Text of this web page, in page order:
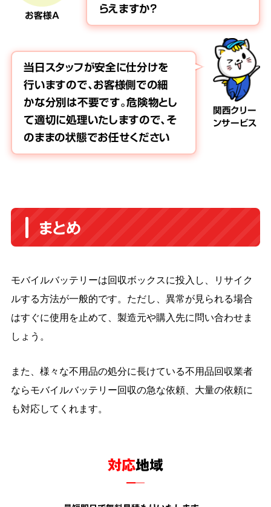
お客様A
らえますか？
関西クリー
ンサービス
当日スタッフが安全に仕分けを
行いますので、お客様側での細
かな分別は不要です。危険物とし
て適切に処理いたしますので、そ
のままの状態でお任せください
まとめ
モバイルバッテリーは回収ボックスに投入し、リサイク
ルする方法が一般的です。ただし、異常が見られる場合
はすぐに使用を止めて、製造元や購入先に問い合わせま
しょう。
また、様々な不用品の処分に長けている不用品回収業者
ならモバイルバッテリー回収の急な依頼、大量の依頼に
も対応してくれます。
対応地域